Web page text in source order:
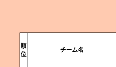
順
位
チーム名